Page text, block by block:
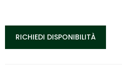
RICHIEDI DISPONIBILITÀ